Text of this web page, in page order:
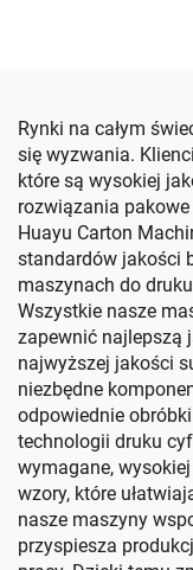
Rynki na całym
się wyzwania.
które są wysokiej
rozwiązania
Huayu Carton
standardów jakości
maszynach do
Wszystkie nasze
zapewnić najlepszą
najwyższej jakości
niezbędne
odpowiednie
technologii druku
wymagane,
wzory, które
nasze maszyny
przyspiesza